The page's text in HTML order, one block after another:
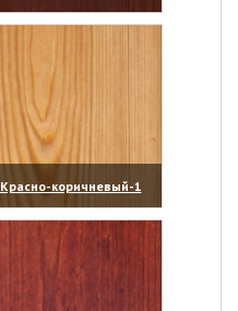
(увеличить)
Красно-коричневый-1
(увеличить)